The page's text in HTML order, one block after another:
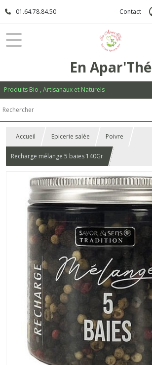
01.64.78.84.50 Contact
En Apar'Thé
Produits Bio , Artisanaux et Naturels
Accueil Epicerie salée Poivre
Recharge mélange 5 baies 140Gr